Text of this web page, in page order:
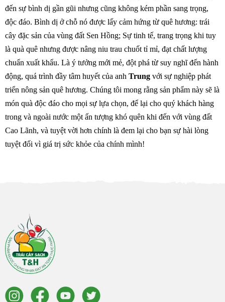
đến sự bình dị gần gũi nhưng cũng không kém phần sang trọng,
độc đáo. Bình dị ở chỗ nó được lấy cảm hứng từ quê hương: trái
cây đặc sản của vùng đất Sen Hồng; Sự tinh tế, trang trọng khi tuy
là quà quê nhưng được nâng niu trau chuốt tỉ mỉ, đạt chất lượng
chuẩn xuất khẩu. Là ý tưởng mới mẻ, đột phá từ suy nghĩ đến hành
động, quá trình đầy tâm huyết của anh Trung với sự nghiệp phát
triển nông sản quê hương. Chúng tôi mong rằng sản phẩm này sẽ là
món quà độc đáo cho mọi sự lựa chọn, để lại cho quý khách hàng
trong và ngoài nước một ấn tượng khó quên khi đến với vùng đất
Cao Lãnh, và tuyệt vời hơn chính là đem lại cho bạn sự hài lòng
tuyệt đối vì giá trị sức khỏe của chính mình!